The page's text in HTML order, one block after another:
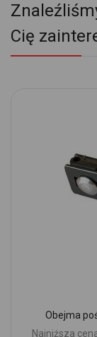
Cię
Obejma
Najniższa